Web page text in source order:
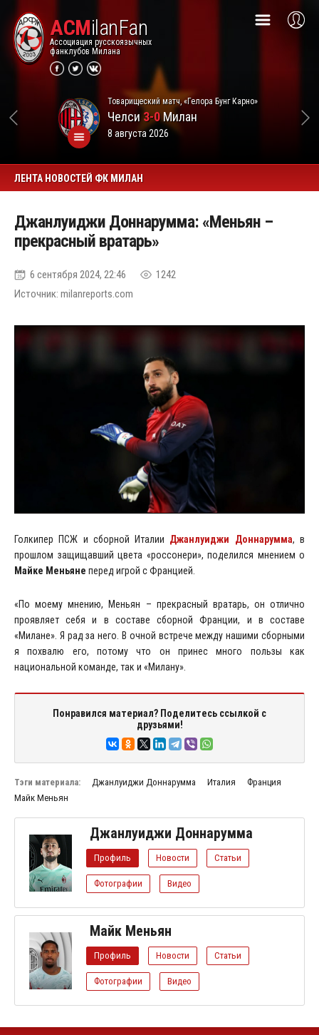
ACMilanFan
Ассоциация русскоязычных
фанклубов Милана
Товарищеский матч, «Гелора Бунг Карно»
Челси3-0Милан
8 августа 2026
ЛЕНТА НОВОСТЕЙ ФК МИЛАН
Джанлуиджи Доннарумма: «Меньян –
прекрасный вратарь»
6 сентября 2024, 22:46
1242
Источник: milanreports.com
Голкипер ПСЖ и сборной Италии Джанлуиджи Доннарумма, в
прошлом защищавший цвета «россонери», поделился мнением о
Майке Меньяне перед игрой с Францией.
«По моему мнению, Меньян – прекрасный вратарь, он отлично
проявляет себя и в составе сборной Франции, и в составе
«Милане». Я рад за него. В очной встрече между нашими сборными
я похвалю его, потому что он принес много пользы как
национальной команде, так и «Милану».
Понравился материал? Поделитесь ссылкой с
друзьями!
Тэги материала: Джанлуиджи Доннарумма Италия
Франция
Майк Меньян
Джанлуиджи Доннарумма
Профиль Новости Статьи
Фотографии Видео
Майк Меньян
Профиль Новости Статьи
Фотографии Видео